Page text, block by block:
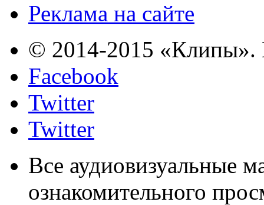
Реклама на сайте
© 2014-2015 «Клипы».
Facebook
Twitter
Twitter
Все аудиовизуальные
ознакомительного